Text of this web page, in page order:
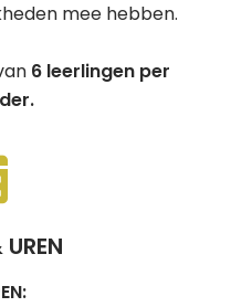
mee hebben.
6 leerlingen per